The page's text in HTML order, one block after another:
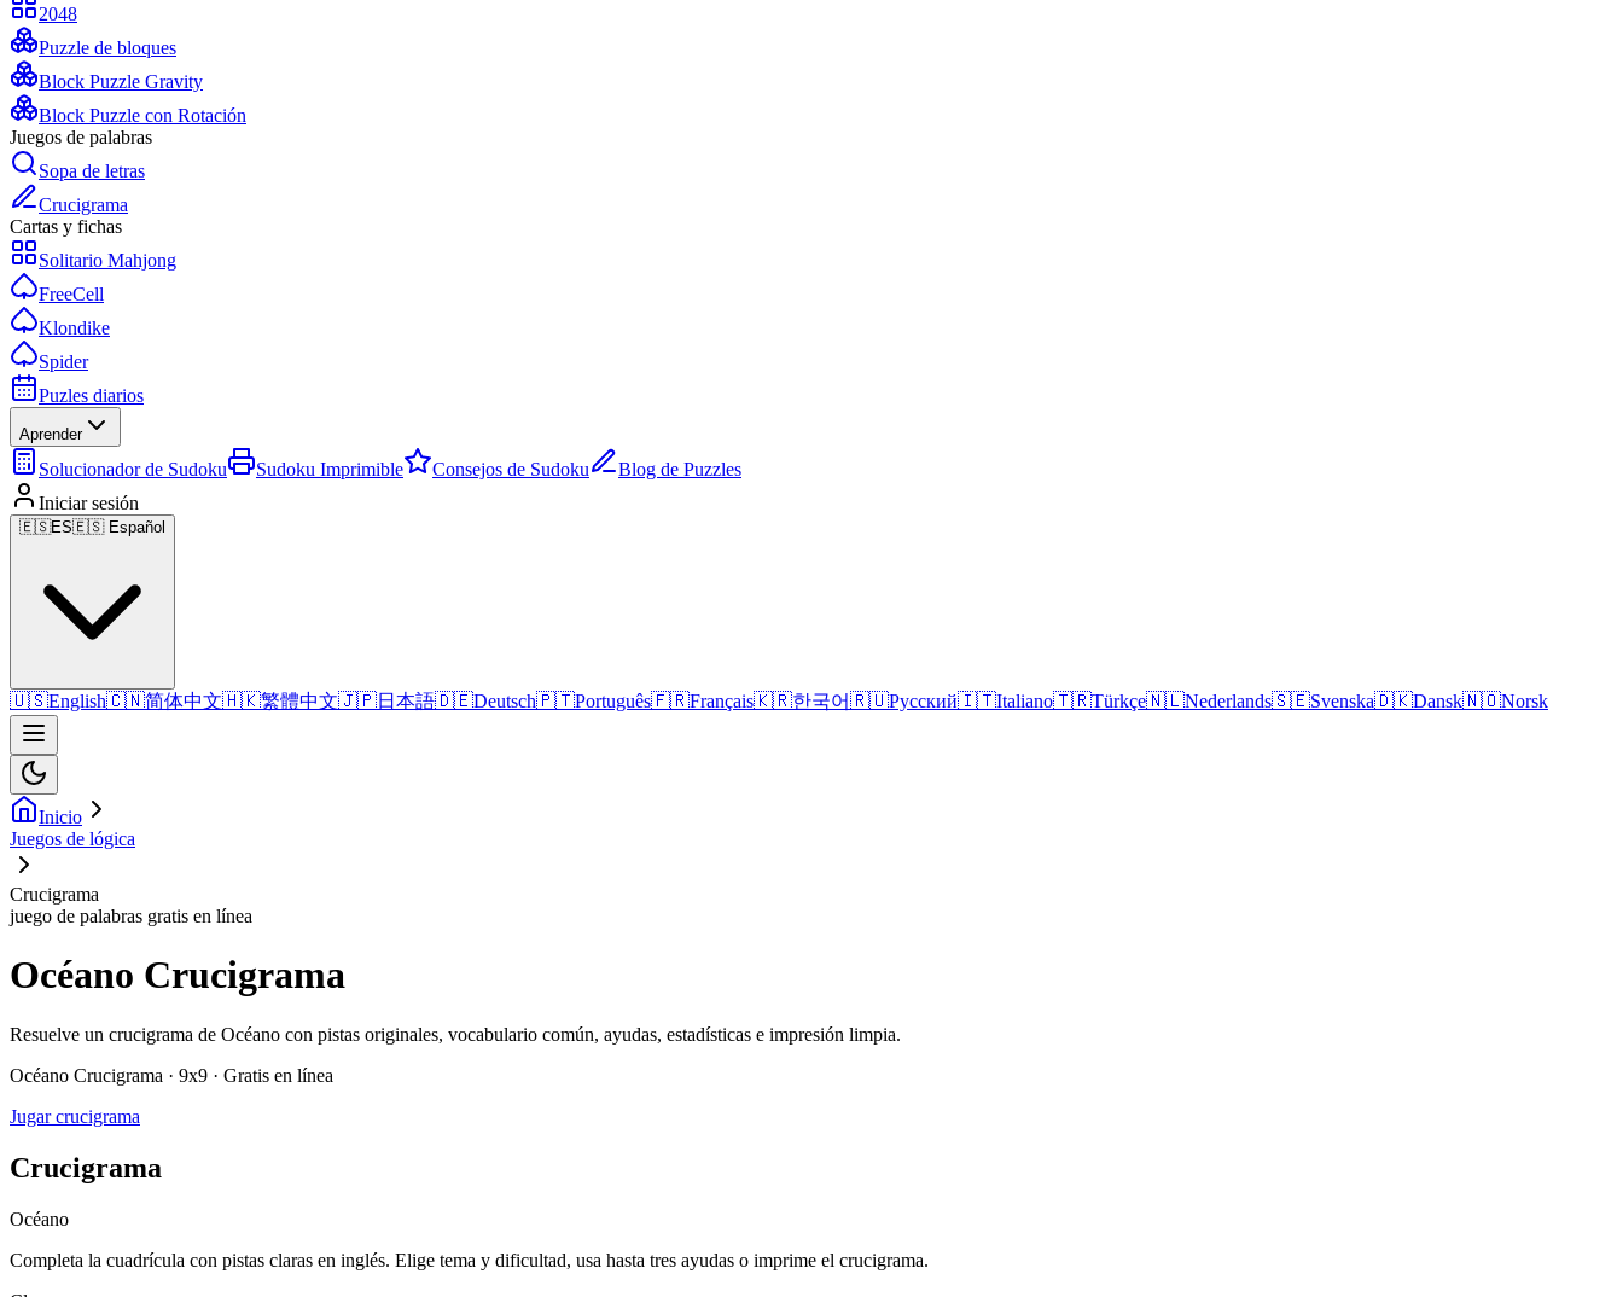
2048
Puzzle de bloques
Block Puzzle Gravity
Block Puzzle con Rotación
Juegos de palabras
Sopa de letras
Crucigrama
Cartas y fichas
Solitario Mahjong
FreeCell
Klondike
Spider
Puzles diarios
Aprender
Solucionador de Sudoku Sudoku Imprimible Consejos de Sudoku
Blog de Puzzles
Iniciar sesión
🇪🇸ES🇪🇸 Español
🇺🇸English🇨🇳简体中文🇭🇰繁體中文🇯🇵日本語🇩🇪Deutsch🇵🇹Português🇫🇷Français🇰🇷한국어🇷🇺Русский🇮🇹Italiano🇹🇷Türkçe🇳🇱Nederlands🇸🇪Svenska🇩🇰Dansk🇳🇴Norsk
Inicio
Juegos de lógica
Crucigrama
juego de palabras gratis en línea
Océano Crucigrama
Resuelve un crucigrama de Océano con pistas originales, vocabulario común, ayudas, estadísticas e impresión limpia.
Océano Crucigrama · 9x9 · Gratis en línea
Jugar crucigrama
Crucigrama
Océano
Completa la cuadrícula con pistas claras en inglés. Elige tema y dificultad, usa hasta tres ayudas o imprime el crucigrama.